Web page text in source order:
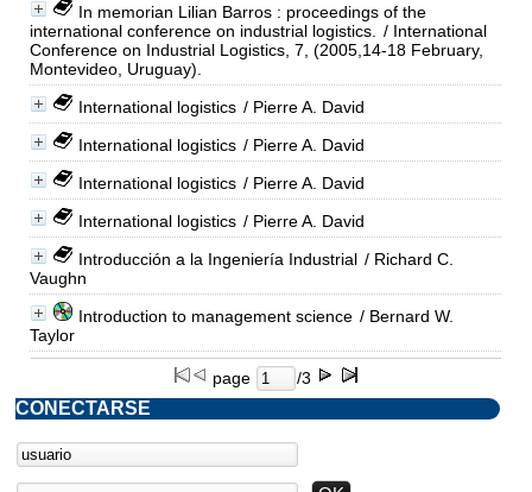
In memorian Lilian Barros : proceedings of the
international conference on industrial logistics.
/ International
Conference on Industrial Logistics, 7, (2005,14-18 February,
Montevideo, Uruguay).
International logistics / Pierre A. David
International logistics / Pierre A. David
International logistics / Pierre A. David
International logistics / Pierre A. David
Introducción a la Ingeniería Industrial / Richard C.
Vaughn
Introduction to management science / Bernard W.
Taylor
page /3
CONECTARSE